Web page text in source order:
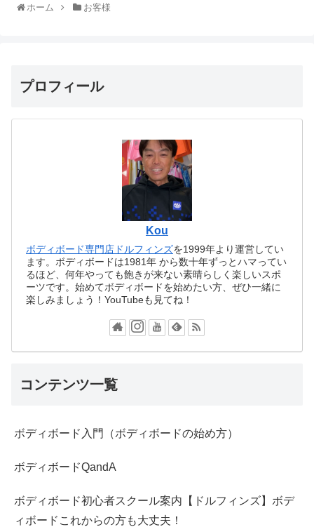
ホーム お客様
プロフィール
Kou
ボディボード専門店ドルフィンズを1999年より運営してい
ます。ボディボードは1981年 から数十年ずっとハマってい
るほど、何年やっても飽きが来ない素晴らしく楽しいスポ
ーツです。始めてボディボードを始めたい方、ぜひ一緒に
楽しみましょう！YouTubeも見てね！
コンテンツ一覧
ボディボード入門（ボディボードの始め方）
ボディボードQandA
ボディボード初心者スクール案内【ドルフィンズ】ボデ
ィボードこれからの方も大丈夫！